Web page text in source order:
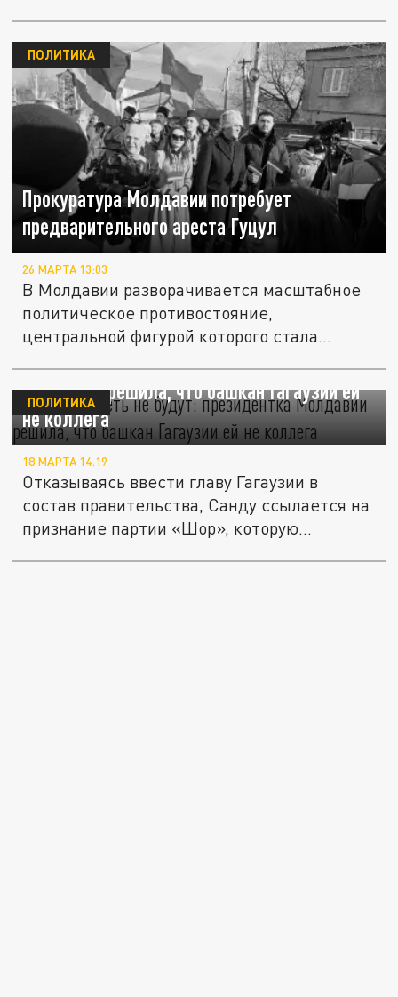
Прокуратура Молдавии потребует
предварительного ареста Гуцул
ПОЛИТИКА
26 МАРТА 13:03
В Молдавии разворачивается масштабное
политическое противостояние,
центральной фигурой которого стала
Вместе сидеть не будут: президентка
Молдавии решила, что башкан Гагаузии ей
не коллега
ПОЛИТИКА
18 МАРТА 14:19
Отказываясь ввести главу Гагаузии в
состав правительства, Санду ссылается на
признание партии «Шор», которую...